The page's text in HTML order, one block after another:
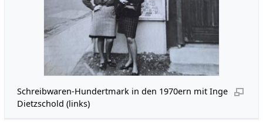
Schreibwaren-Hundertmark in den 1970ern mit Inge
Dietzschold (links)